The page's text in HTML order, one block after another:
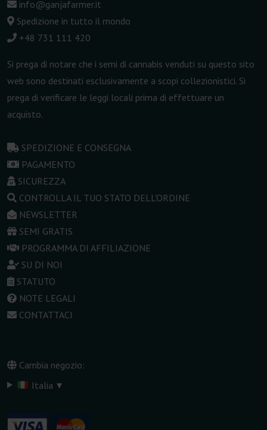
info@ganjafarmer.it
Spedizione in tutto il mondo
+48 731 111 420
Si prega di notare che i semi di cannabis venduti su questo sito
web sono destinati esclusivamente a scopi collezionistici. Si
prega di verificare le leggi locali prima di effettuare un
acquisto.
SPEDIZIONE E CONSEGNA
PAGAMENTO
SICUREZZA
CONTROLLA IL TUO STATO DELL'ORDINE
NEWSLETTER
SEMI GRATIS
PROGRAMMA DI AFFILIAZIONE
SU DI NOI
STATUTO
NOTE LEGALI
CONTATTACI
Cambia negozio:
Italia ▾